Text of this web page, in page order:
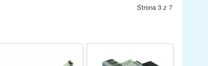
Strona 3 z 7